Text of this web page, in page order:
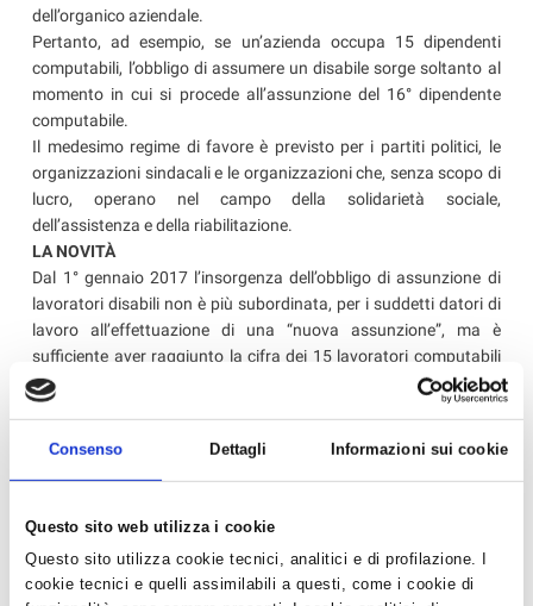
Consenso Dettagli Informazioni sui cookie
Questo sito web utilizza i cookie
Questo sito utilizza cookie tecnici, analitici e di profilazione. I
cookie tecnici e quelli assimilabili a questi, come i cookie di
dell’organico aziendale.
Pertanto, ad esempio, se un’azienda occupa 15 dipendenti
computabili, l’obbligo di assumere un disabile sorge soltanto al
momento in cui si procede all’assunzione del 16° dipendente
computabile.
Il medesimo regime di favore è previsto per i partiti politici, le
organizzazioni sindacali e le organizzazioni che, senza scopo di
lucro, operano nel campo della solidarietà sociale,
dell’assistenza e della riabilitazione.
LA NOVITÀ
Dal 1° gennaio 2017 l’insorgenza dell’obbligo di assunzione di
lavoratori disabili non è più subordinata, per i suddetti datori di
lavoro all’effettuazione di una “nuova assunzione”, ma è
sufficiente aver raggiunto la cifra dei 15 lavoratori computabili
(attenzione, in caso di part time, tenuto conto degli
arrotondamenti, questa quota si raggiunge a 14,51 lavoratori)
sorgerà contestualmente al raggiungimento di tale limite.
Associati